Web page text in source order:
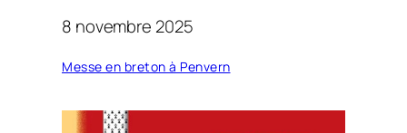
8 novembre 2025
Messe en breton à Penvern